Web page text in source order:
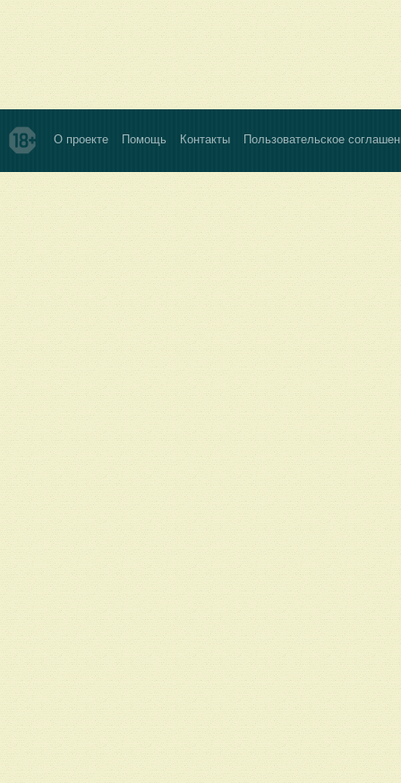
О проекте Помощь Контакты Пользовательское